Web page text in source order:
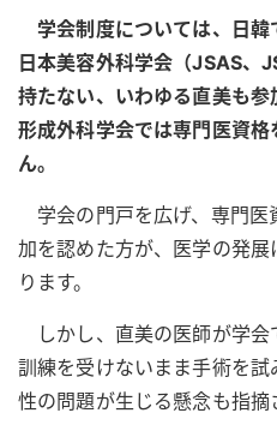
学会制度については、日
日本美容外科学会（JSAS、
持たない、いわゆる直美も
形成外科学会では専門医資
ん。
学会の門戸を広げ、専門医
加を認めた方が、医学の発
ります。
しかし、直美の医師が学会
訓練を受けないまま手術を
性の問題が生じる懸念も指摘